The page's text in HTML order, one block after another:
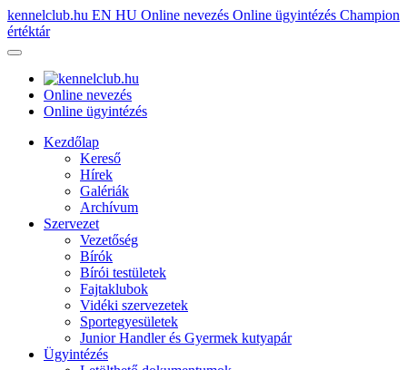
kennelclub.hu EN HU Online nevezés Online ügyintézés Champion
értéktár
Online nevezés
Online ügyintézés
Kezdőlap
Kereső
Hírek
Galériák
Archívum
Szervezet
Vezetőség
Bírók
Bírói testületek
Fajtaklubok
Vidéki szervezetek
Sportegyesületek
Junior Handler és Gyermek kutyapár
Ügyintézés